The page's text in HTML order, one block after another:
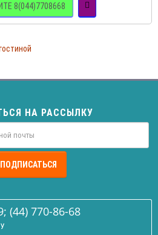
8(044)7708668
НА РАССЫЛКУ
ПОДПИСАТЬСЯ
(44) 770-86-68